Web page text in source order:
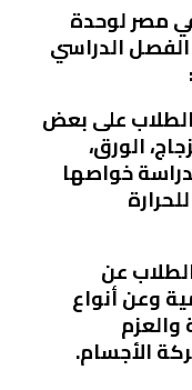
مصر لوحدة
الفصل الدراسي
على بعض
الورق،
خواصها
عن
وعن أنواع
والعزم
الأجسام.